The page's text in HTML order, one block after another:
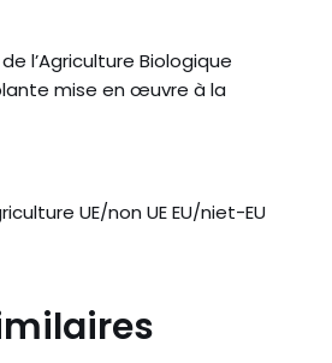
l’Agriculture Biologique
mise en œuvre à la
UE/non UE EU/niet-EU